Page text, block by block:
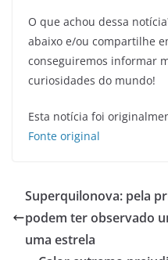
O que achou dessa
abaixo e/ou compartilhe
conseguiremos informar
curiosidades do mundo!
Esta notícia foi
Fonte original
Superquilonova: pela
podem ter observado
uma estrela